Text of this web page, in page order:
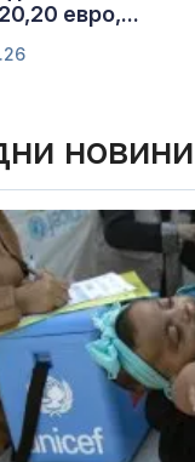
евро,...
новини